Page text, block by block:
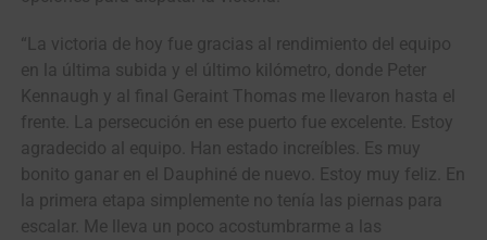
“La victoria de hoy fue gracias al rendimiento del equipo
en la última subida y el último kilómetro, donde Peter
Kennaugh y al final Geraint Thomas me llevaron hasta el
frente. La persecución en ese puerto fue excelente. Estoy
agradecido al equipo. Han estado increíbles. Es muy
bonito ganar en el Dauphiné de nuevo. Estoy muy feliz. En
la primera etapa simplemente no tenía las piernas para
escalar. Me lleva un poco acostumbrarme a las